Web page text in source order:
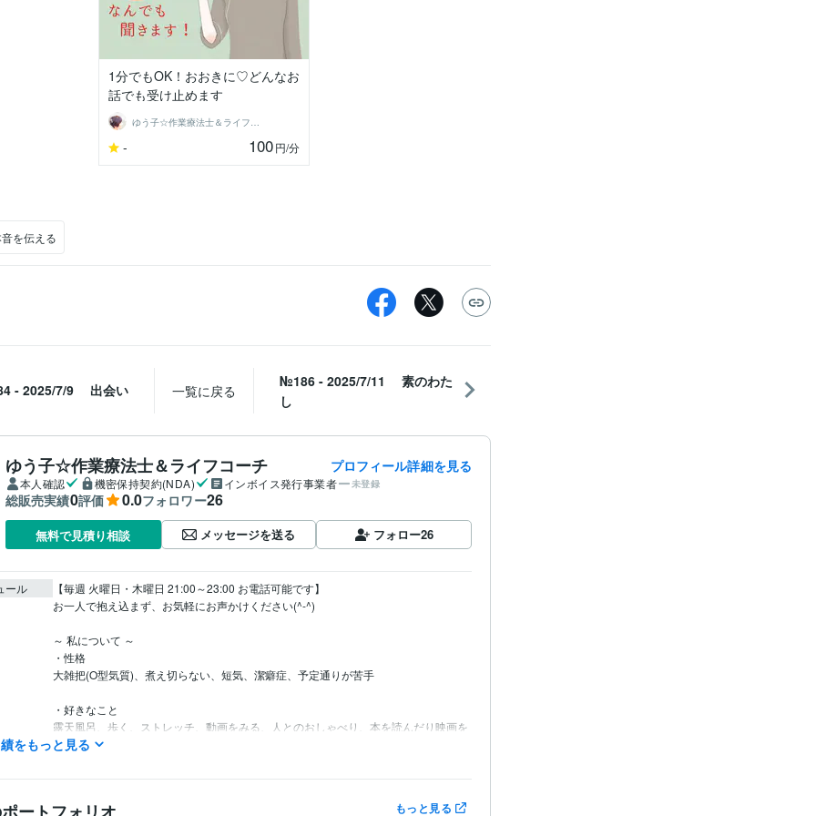
1分でもOK！おおきに♡どんなお
話でも受け止めます
ゆう子☆作業療法士＆ライフコーチ
- 100円/分
を伝える
- 2025/7/9 出会い 一覧に戻る
№186 - 2025/7/11 素のわた
し
ゆう子☆作業療法士＆ライフコーチ プロフィール詳細を見る
本人確認 機密保持契約(NDA) インボイス発行事業者 未登録
総販売実績0評価 0.0フォロワー26
無料で見積り相談 メッセージを送る フォロー26
ール
【毎週 火曜日・木曜日 21:00～23:00 お電話可能です】
お一人で抱え込まず、お気軽にお声かけください(^-^)
～ 私について ～
・性格
大雑把(O型気質)、煮え切らない、短気、潔癖症、予定通りが苦手
・好きなこと
露天風呂、歩く、ストレッチ、動画をみる、人とのおしゃべり、本を読んだり映画を
みる、絵をみる
ハリソンフォード、ダニエルクレイグ、ナタリーポートマン、レアセドゥ)
をもっと見る
もっと見る